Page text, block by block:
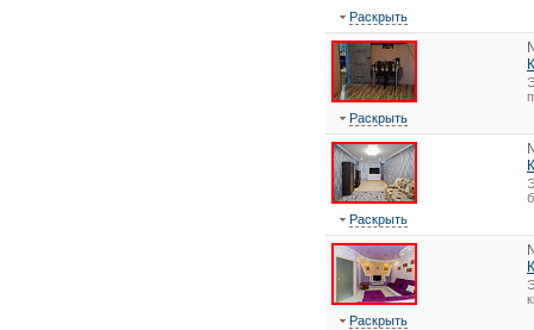
Раскрыть
Раскрыть
Раскрыть
Раскрыть